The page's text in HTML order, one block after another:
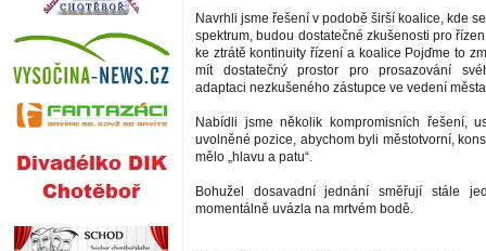
Navrhli jsme řešení v podobě širší koalice, kde
spektrum, budou dostatečné zkušenosti pro
ke ztrátě kontinuity řízení a koalice Pojďme to
mít dostatečný prostor pro prosazování
adaptaci nezkušeného zástupce ve vedení
Nabídli jsme několik kompromisních řešení,
uvolněné pozice, abychom byli městotvorní,
mělo „hlavu a patu“.
Bohužel dosavadní jednání směřují stále
momentálně uvázla na mrtvém bodě.